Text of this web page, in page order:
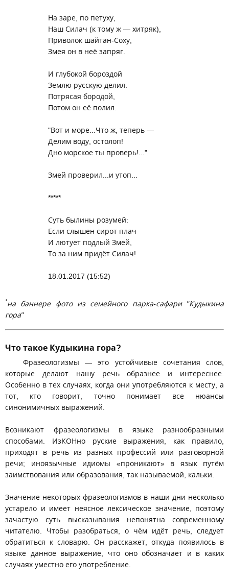
На заре, по петуху,
Наш Силач (к тому ж — хитряк),
Приволок шайтан-Соху,
Змея он в неё запряг.
И глубокой бороздой
Землю русскую делил.
Потрясая бородой,
Потом он её полил.
"Вот и море...Что ж, теперь —
Делим воду, остолоп!
Дно морское ты проверь!..."
Змей проверил...и утоп...
*****
Суть былины розумей:
Если слышен сирот плач
И лютует подлый Змей,
То за ним придёт Силач!
18.01.2017 (15:52)
*на баннере фото из семейного парка-сафари "Кудыкина
гора"
Что такое Кудыкина гора?
Фразеологизмы — это устойчивые сочетания слов,
которые делают нашу речь образнее и интереснее.
Особенно в тех случаях, когда они употребляются к месту, а
тот, кто говорит, точно понимает все нюансы
синонимичных выражений.
Возникают фразеологизмы в языке разнообразными
способами. ИзКОНно руские выражения, как правило,
приходят в речь из разных профессий или разговорной
речи; иноязычные идиомы «проникают» в язык путём
заимствования или образования, так называемой, кальки.
Значение некоторых фразеологизмов в наши дни несколько
устарело и имеет неясное лексическое значение, поэтому
зачастую суть высказывания непонятна современному
читателю. Чтобы разобраться, о чём идёт речь, следует
обратиться к словарю. Он расскажет, откуда появилось в
языке данное выражение, что оно обозначает и в каких
случаях уместно его употребление.